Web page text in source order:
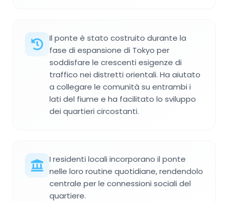
Il ponte è stato costruito durante la
fase di espansione di Tokyo per
soddisfare le crescenti esigenze di
traffico nei distretti orientali. Ha aiutato
a collegare le comunità su entrambi i
lati del fiume e ha facilitato lo sviluppo
dei quartieri circostanti.
I residenti locali incorporano il ponte
nelle loro routine quotidiane, rendendolo
centrale per le connessioni sociali del
quartiere.